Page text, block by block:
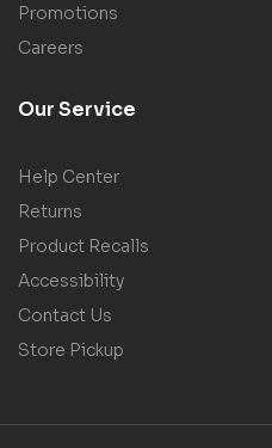
Promotions
Careers
Our Service
Help Center
Returns
Product Recalls
Accessibility
Contact Us
Store Pickup